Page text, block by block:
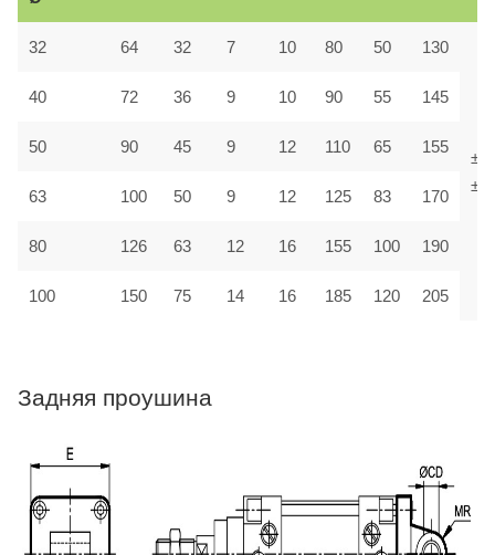
32 64 32 7 10 80 50 130
40 72 36 9 10 90 55 145
50 90 45 9 12 110 65 155
63 100 50 9 12 125 83 170
80 126 63 12 16 155 100 190
100 150 75 14 16 185 120 205
Задняя проушина